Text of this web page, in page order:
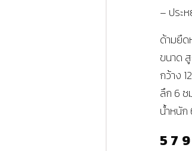
– ประ
ด้ามยื
ขนาด
กว้าง
ลึก 6 ซ
น้ำหนัก